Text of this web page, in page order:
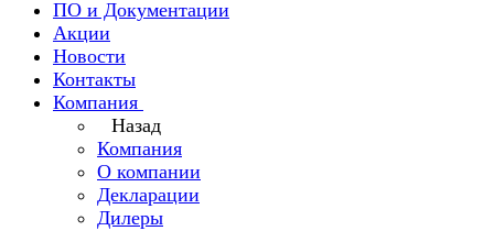
ПО и Документации
Акции
Новости
Контакты
Компания
Назад
Компания
О компании
Декларации
Дилеры